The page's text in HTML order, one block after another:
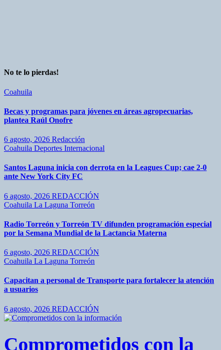
No te lo pierdas!
Coahuila
Becas y programas para jóvenes en áreas agropecuarias,
plantea Raúl Onofre
6 agosto, 2026 Redacción
Coahuila Deportes Internacional
Santos Laguna inicia con derrota en la Leagues Cup; cae 2-0
ante New York City FC
6 agosto, 2026 REDACCIÓN
Coahuila La Laguna Torreón
Radio Torreón y Torreón TV difunden programación especial
por la Semana Mundial de la Lactancia Materna
6 agosto, 2026 REDACCIÓN
Coahuila La Laguna Torreón
Capacitan a personal de Transporte para fortalecer la atención
a usuarios
6 agosto, 2026 REDACCIÓN
Comprometidos con la